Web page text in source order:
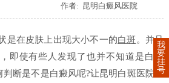
作者: 昆明白癜风医院
是在皮肤上出现大小不一的白斑。并且
即使有些人发现了也并不知道是白癜
判断是不是白癜风呢?让昆明白斑医院的
我
要
挂
号